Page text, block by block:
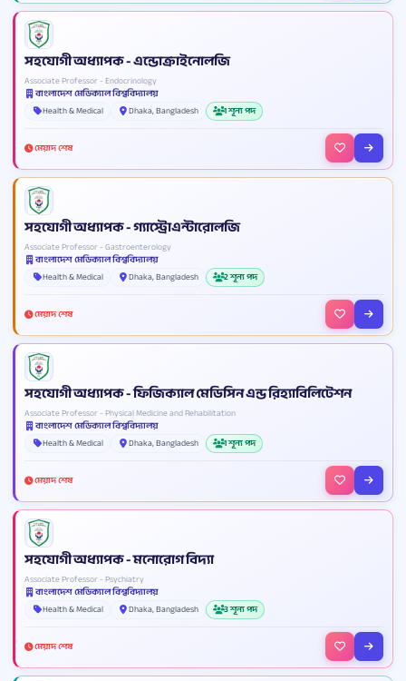
সহযোগী অধ্যাপক - এন্ডোক্রাইনোলজি
Associate Professor - Endocrinology
বাংলাদেশ মেডিক্যাল বিশ্ববিদ্যালয়
Health & Medical
Dhaka, Bangladesh 1 শূন্য পদ
মেয়াদ শেষ
সহযোগী অধ্যাপক - গ্যাস্ট্রোএন্টারোলজি
Associate Professor - Gastroenterology
বাংলাদেশ মেডিক্যাল বিশ্ববিদ্যালয়
Health & Medical
Dhaka, Bangladesh 2 শূন্য পদ
মেয়াদ শেষ
সহযোগী অধ্যাপক - ফিজিক্যাল মেডিসিন এন্ড রিহ্যাবিলিটেশন
Associate Professor - Physical Medicine and Rehabilitation
বাংলাদেশ মেডিক্যাল বিশ্ববিদ্যালয়
Health & Medical
Dhaka, Bangladesh 1 শূন্য পদ
মেয়াদ শেষ
সহযোগী অধ্যাপক - মনোরোগ বিদ্যা
Associate Professor - Psychiatry
বাংলাদেশ মেডিক্যাল বিশ্ববিদ্যালয়
Health & Medical
Dhaka, Bangladesh 3 শূন্য পদ
মেয়াদ শেষ